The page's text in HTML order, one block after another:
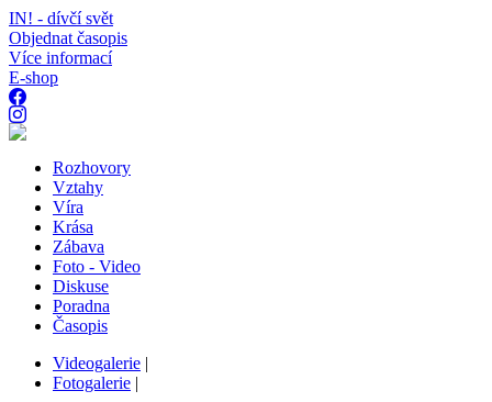
IN! - dívčí svět
Objednat časopis
Více informací
E-shop
Rozhovory
Vztahy
Víra
Krása
Zábava
Foto - Video
Diskuse
Poradna
Časopis
Videogalerie |
Fotogalerie |